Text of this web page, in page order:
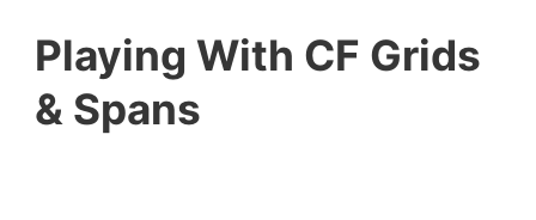
Playing With CF Grids
& Spans